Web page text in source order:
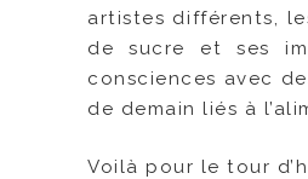
artistes différents,
de sucre et ses
consciences avec
de demain liés à
Voilà pour le tour